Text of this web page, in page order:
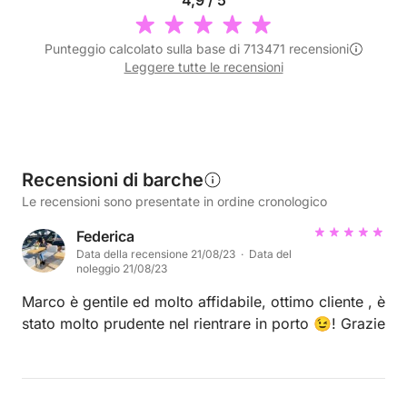
Punteggio calcolato sulla base di 713471 recensioni
Leggere tutte le recensioni
Recensioni di barche
Le recensioni sono presentate in ordine cronologico
Federica
Data della recensione 21/08/23 · Data del
noleggio 21/08/23
Marco è gentile ed molto affidabile, ottimo cliente , è
stato molto prudente nel rientrare in porto 😉! Grazie